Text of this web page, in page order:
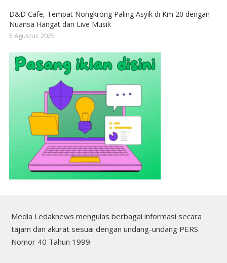
D&D Cafe, Tempat Nongkrong Paling Asyik di Km 20 dengan
Nuansa Hangat dan Live Musik
5 Agustus 2025
Media Ledaknews mengulas berbagai informasi secara
tajam dan akurat sesuai dengan undang-undang PERS
Nomor 40 Tahun 1999.